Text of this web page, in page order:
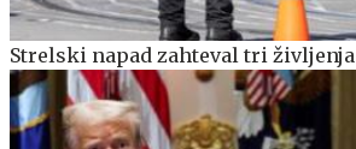
Strelski napad zahteval tri življenja